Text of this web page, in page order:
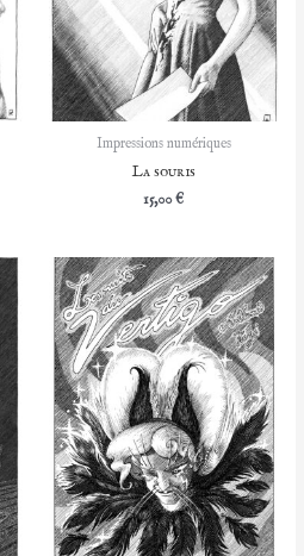
Impressions numériques
La souris
15,00€